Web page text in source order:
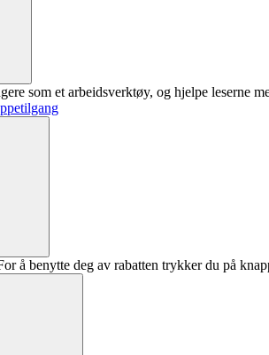
som et arbeidsverktøy, og hjelpe leserne
å benytte deg av rabatten trykker du på